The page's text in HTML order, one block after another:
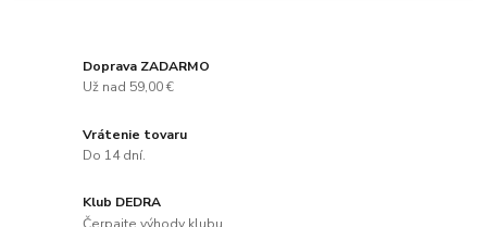
Doprava ZADARMO
Už nad 59,00 €
Vrátenie tovaru
Do 14 dní.
Klub DEDRA